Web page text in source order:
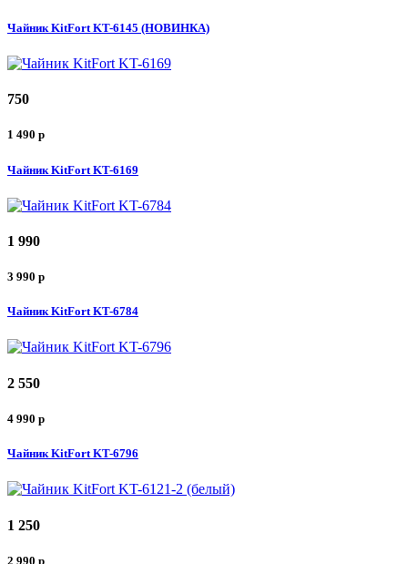
Чайник KitFort KT-6145 (НОВИНКА)
750
1 490 p
Чайник KitFort KT-6169
1 990
3 990 p
Чайник KitFort KT-6784
2 550
4 990 p
Чайник KitFort KT-6796
1 250
2 990 p